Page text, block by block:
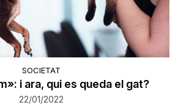
SOCIETAT
i ara, qui es queda el gat?
22/01/2022